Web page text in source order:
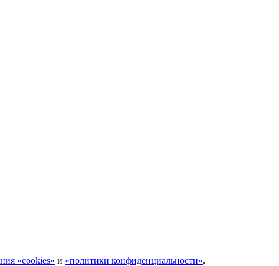
«cookies» и «политики конфиденциальности».